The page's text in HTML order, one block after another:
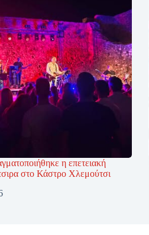
η επετειακή
στο Κάστρο Χλεμούτσι